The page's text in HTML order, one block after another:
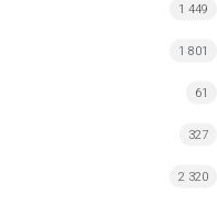
1 449
1 801
61
327
2 320